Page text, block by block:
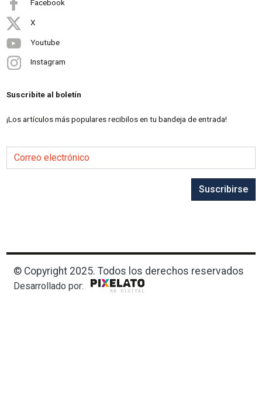
Facebook
X
Youtube
Instagram
Suscribite al boletín
¡Los artículos más populares recibilos en tu bandeja de entrada!
Correo electrónico
Suscribirse
© Copyright 2025. Todos los derechos reservados
Desarrollado por: